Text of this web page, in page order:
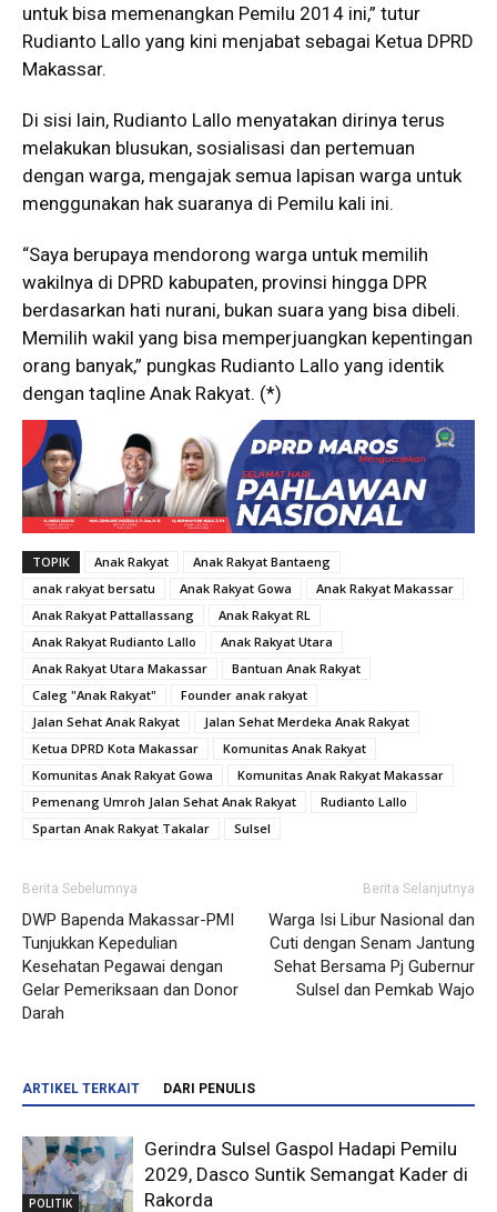
untuk bisa memenangkan Pemilu 2014 ini,” tutur
Rudianto Lallo yang kini menjabat sebagai Ketua DPRD
Makassar.
Di sisi lain, Rudianto Lallo menyatakan dirinya terus
melakukan blusukan, sosialisasi dan pertemuan
dengan warga, mengajak semua lapisan warga untuk
menggunakan hak suaranya di Pemilu kali ini.
“Saya berupaya mendorong warga untuk memilih
wakilnya di DPRD kabupaten, provinsi hingga DPR
berdasarkan hati nurani, bukan suara yang bisa dibeli.
Memilih wakil yang bisa memperjuangkan kepentingan
orang banyak,” pungkas Rudianto Lallo yang identik
dengan taqline Anak Rakyat. (*)
TOPIK Anak Rakyat
Anak Rakyat Bantaeng
anak rakyat bersatu
Anak Rakyat Gowa
Anak Rakyat Makassar
Anak Rakyat Pattallassang
Anak Rakyat RL
Anak Rakyat Rudianto Lallo
Anak Rakyat Utara
Anak Rakyat Utara Makassar
Bantuan Anak Rakyat
Caleg "Anak Rakyat"
Founder anak rakyat
Jalan Sehat Anak Rakyat
Jalan Sehat Merdeka Anak Rakyat
Ketua DPRD Kota Makassar
Komunitas Anak Rakyat
Komunitas Anak Rakyat Gowa
Komunitas Anak Rakyat Makassar
Pemenang Umroh Jalan Sehat Anak Rakyat
Rudianto Lallo
Spartan Anak Rakyat Takalar
Sulsel
Berita Sebelumnya
DWP Bapenda Makassar-PMI
Tunjukkan Kepedulian
Kesehatan Pegawai dengan
Gelar Pemeriksaan dan Donor
Darah
Berita Selanjutnya
Warga Isi Libur Nasional dan
Cuti dengan Senam Jantung
Sehat Bersama Pj Gubernur
Sulsel dan Pemkab Wajo
ARTIKEL TERKAIT DARI PENULIS
POLITIK
Gerindra Sulsel Gaspol Hadapi Pemilu
2029, Dasco Suntik Semangat Kader di
Rakorda